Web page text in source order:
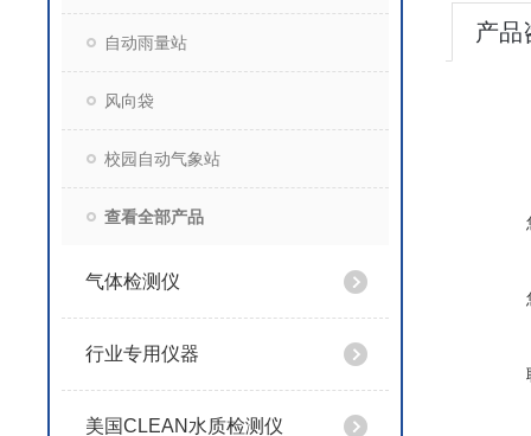
自动雨量站
风向袋
校园自动气象站
查看全部产品
气体检测仪
行业专用仪器
美国CLEAN水质检测仪
产品